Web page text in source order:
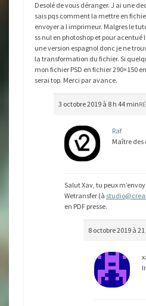
Desolé de vous déranger. J ai une
sais pqs comment la mettre en
envoyer a l imprimeur. Malgres le
ss nul en photoshop et pour acentué
une version espagnol donc je ne
la transformation du fichier. Si
mon fichier PSD en fichier 290×150
serai top. Merci par avance.
3 octobre 2019 à 8 h 44 min
Raf
Maître des
Salut Xav, tu peux
Wetransfer (à
en PDF presse.
8 octobre 2019 à